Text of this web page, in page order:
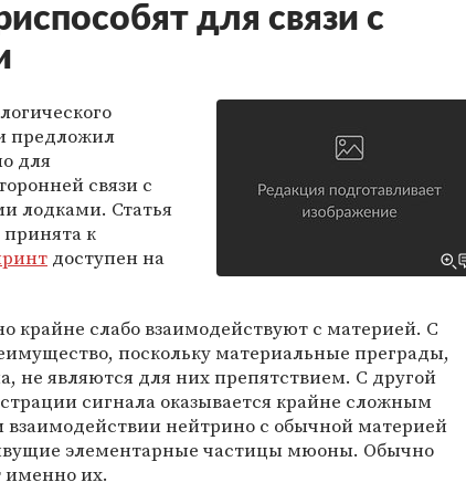
для связи с
предложил
для
связи с
лодками. Статья
к
доступен на
крайне слабо взаимодействуют с материей. С
поскольку материальные преграды,
не являются для них препятствием. С другой
сигнала оказывается крайне сложным
нейтрино с обычной материей
элементарные частицы мюоны. Обычно
именно их.